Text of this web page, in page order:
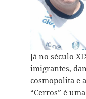
Já no século
imigrantes,
cosmopolita e
“Cerros” é